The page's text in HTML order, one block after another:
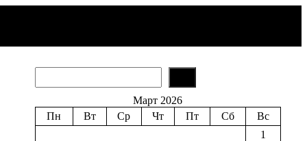
e
r
Март 2026
Пн
Вт Ср Чт Пт Сб
Вс
1